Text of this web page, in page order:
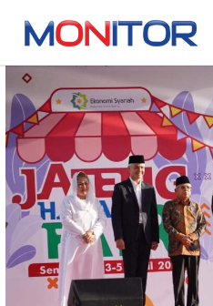
Tag: KDEKS Jateng